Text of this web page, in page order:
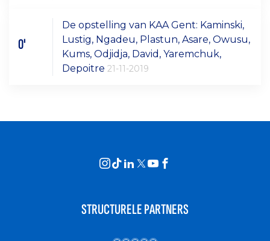
0'
De opstelling van KAA Gent: Kaminski,
Lustig, Ngadeu, Plastun, Asare, Owusu,
Kums, Odjidja, David, Yaremchuk,
Depoitre21-11-2019
STRUCTURELE PARTNERS